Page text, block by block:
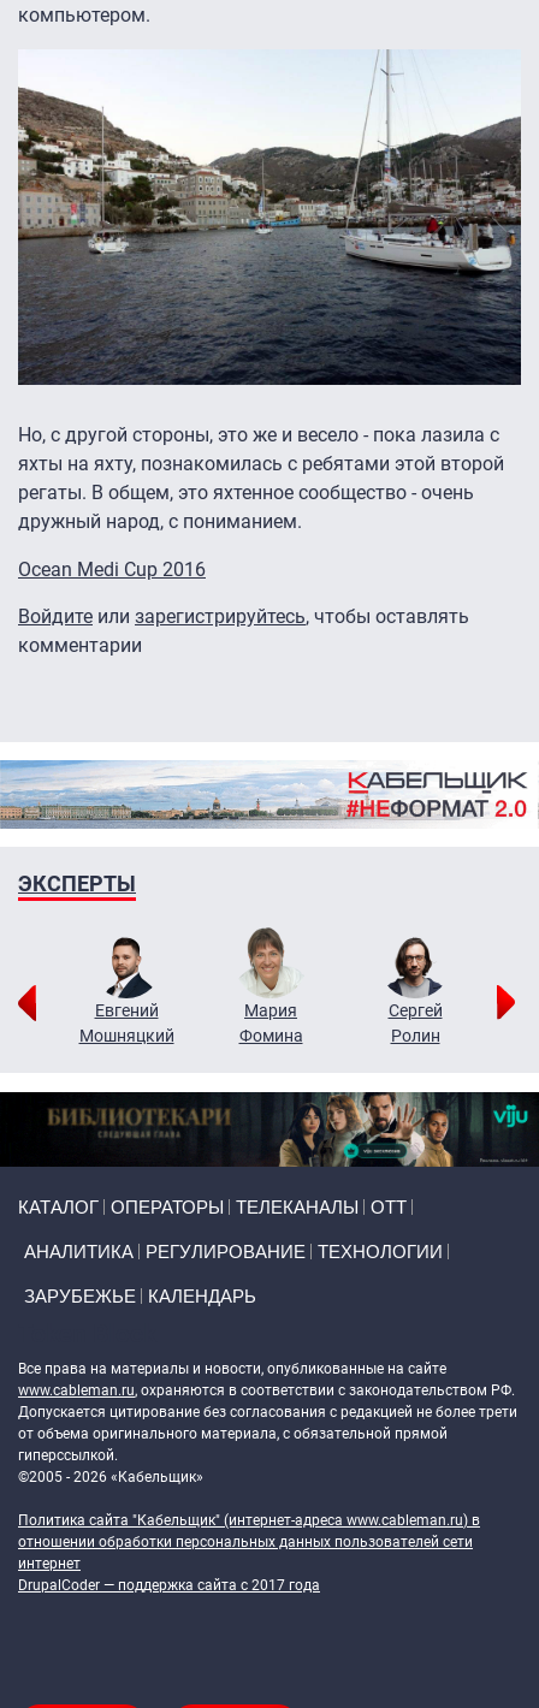
компьютером.
Но, с другой стороны, это же и весело - пока лазила с
яхты на яхту, познакомилась с ребятами этой второй
регаты. В общем, это яхтенное сообщество - очень
дружный народ, с пониманием.
Ocean Medi Cup 2016
Войдите или зарегистрируйтесь, чтобы оставлять
комментарии
ЭКСПЕРТЫ
Евгений
Мошняцкий
Мария
Фомина
Сергей
Ролин
КАТАЛОГ ОПЕРАТОРЫ ТЕЛЕКАНАЛЫ ОТТ
АНАЛИТИКА РЕГУЛИРОВАНИЕ ТЕХНОЛОГИИ
ЗАРУБЕЖЬЕ КАЛЕНДАРЬ
Все права на материалы и новости, опубликованные на сайте
www.cableman.ru, охраняются в соответствии с законодательством РФ.
Допускается цитирование без согласования с редакцией не более трети
от объема оригинального материала, с обязательной прямой
гиперссылкой.
©2005 - 2026 «Кабельщик»
Политика сайта "Кабельщик" (интернет-адреса www.cableman.ru) в
отношении обработки персональных данных пользователей сети
интернет
DrupalCoder — поддержка сайта c 2017 года